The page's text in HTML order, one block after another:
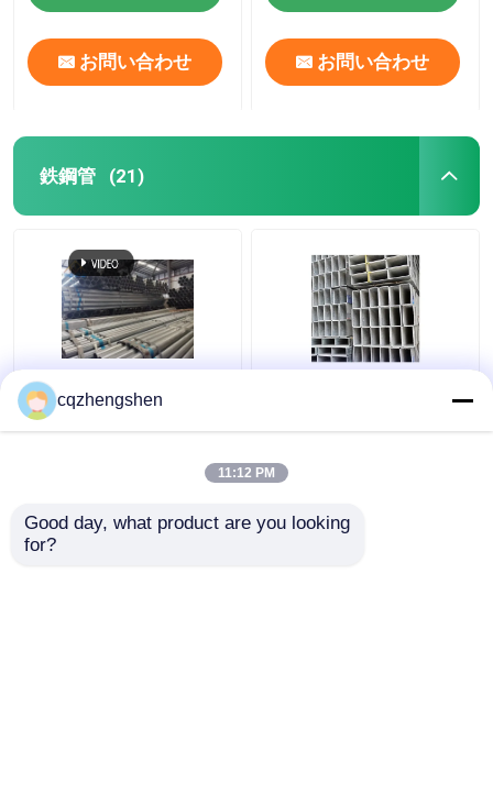
お問い合わせ お問い合わせ
鉄鋼管 (21)
ASTM A53 鋼管 厚壁
20MM 円管
DIN EN 10208 熱浸し熱
cqzhengshen
11:12 PM
Good day, what product are you looking
for?